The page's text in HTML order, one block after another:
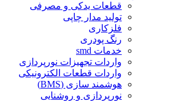
قطعات یدکی و مصرفی
تولید مدار چاپی
فلزکاری
رنگ پودری
خدمات smd
واردات تجهیزات نورپردازی
واردات قطعات الکترونیکی
هوشمند سازی (BMS)
نورپردازی و روشنایی